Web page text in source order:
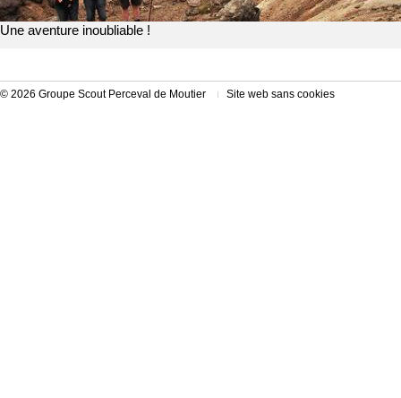
Une aventure inoubliable !
© 2026 Groupe Scout Perceval de Moutier Site web sans cookies